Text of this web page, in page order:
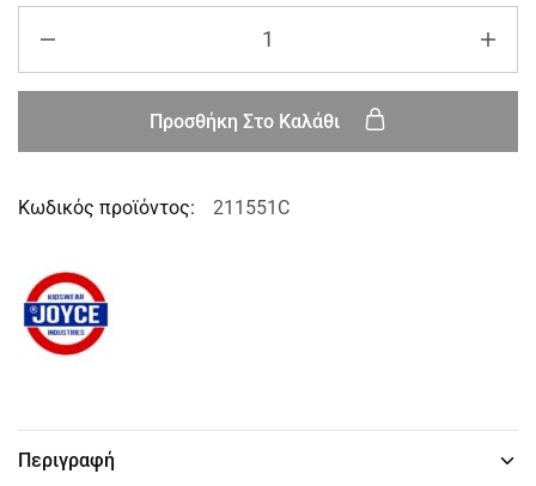
Προσθήκη Στο Καλάθι
Κωδικός προϊόντος: 211551C
Περιγραφή